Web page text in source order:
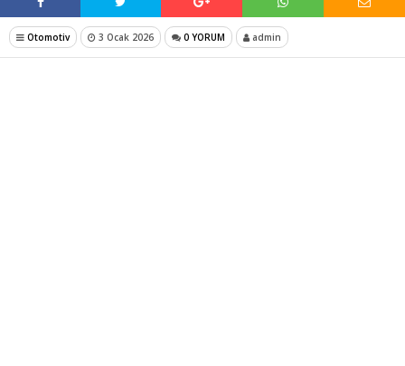
Otomotiv 3 Ocak 2026 0 YORUM admin